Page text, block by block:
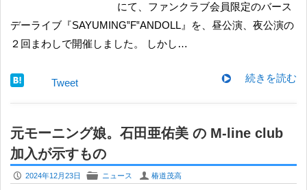
にて、ファンクラブ会員限定のバース
デーライブ『SAYUMING‟F‟ANDOLL』を、昼公演、夜公演の
２回まわしで開催しました。 しかし…
続きを読む
Tweet
元モーニング娘。石田亜佑美 の M-line club
加入が示すもの
P 2024年12月23日 F ニュース U 椿道茂高